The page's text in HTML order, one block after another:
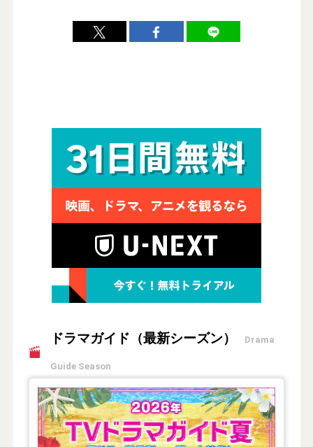
ドラマガイド（最新シーズン） Drama
Guide Season
【2026年夏】TVドラマガイド